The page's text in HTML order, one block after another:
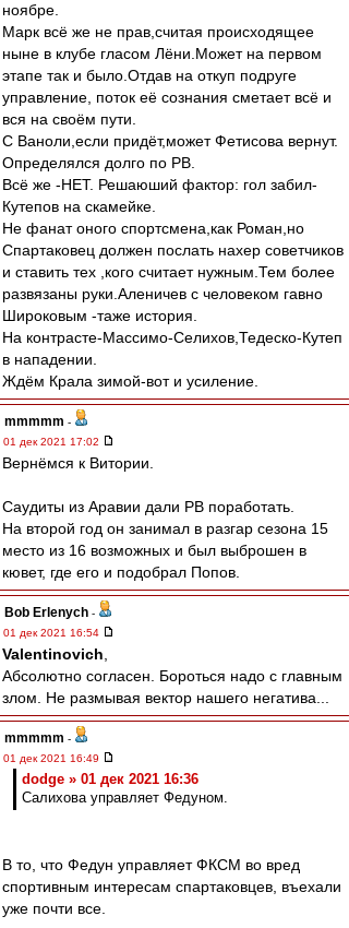
ноябре.
Марк всё же не прав,считая происходящее
ныне в клубе гласом Лёни.Может на первом
этапе так и было.Отдав на откуп подруге
управление, поток её сознания сметает всё и
вся на своём пути.
C Ваноли,если придёт,может Фетисова вернут.
Определялся долго по РВ.
Всё же -НЕТ. Решаюший фактор: гол забил-
Кутепов на скамейке.
Не фанат оного спортсмена,как Роман,но
Спартаковец должен послать нахер советчиков
и ставить тех ,кого считает нужным.Тем более
развязаны руки.Аленичев с человеком гавно
Широковым -таже история.
На контрасте-Массимо-Селихов,Тедеско-Кутеп
в нападении.
Ждём Крала зимой-вот и усиление.
mmmmm -
01 дек 2021 17:02
Вернёмся к Витории.
Саудиты из Аравии дали РВ поработать.
На второй год он занимал в разгар сезона 15
место из 16 возможных и был выброшен в
кювет, где его и подобрал Попов.
Bob Erlenych -
01 дек 2021 16:54
Valentinovich
Абсолютно согласен. Бороться надо с главным
злом. Не размывая вектор нашего негатива...
mmmmm -
01 дек 2021 16:49
dodge » 01 дек 2021 16:36
Салихова управляет Федуном.
В то, что Федун управляет ФКСМ во вред
спортивным интересам спартаковцев, въехали
уже почти все.